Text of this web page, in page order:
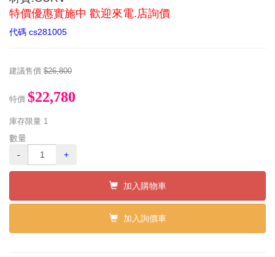
特價優惠實施中 歡迎來電.店詢價
代碼 cs281005
建議售價 $26,800
特價 $22,780
庫存限量 1
數量
-
+
加入購物車
加入詢價車